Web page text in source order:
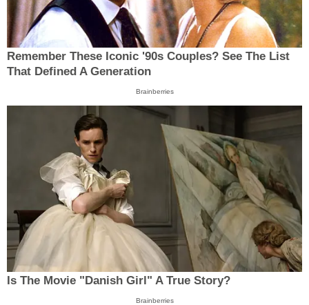
Remember These Iconic '90s Couples? See The List
That Defined A Generation
Brainberries
Is The Movie "Danish Girl" A True Story?
Brainberries